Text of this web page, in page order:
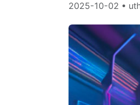
2025-10-02 •